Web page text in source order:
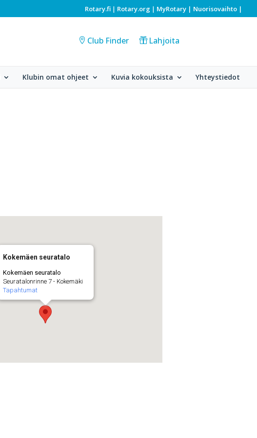
Rotary.fi | Rotary.org | MyRotary | Nuorisovaihto |
Club Finder Lahjoita
Klubin omat ohjeet Kuvia kokouksista Yhteystiedot
Kokemäen seuratalo
Kokemäen seuratalo
Seuratalonrinne 7 - Kokemäki
Tapahtumat